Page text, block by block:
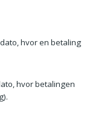
hvor en betaling
hvor betalingen